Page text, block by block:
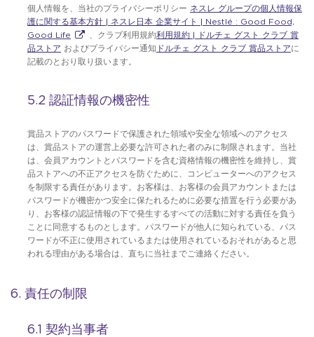
個人情報を、当社のプライバシーポリシー ネスレ グループの個人情報保
護に関する基本方針 | ネスレ日本 企業サイト | Nestlé : Good Food,
Good Life
、クラブ利用規約利用規約 | ドルチェ グスト クラブ 賞
品ストア およびプライバシー通知 ドルチェ グスト クラブ 賞品ストアに
記載のとおり取り扱います。
5.2 認証情報の機密性
賞品ストアのパスワードで保護された領域や安全な領域へのアクセス
は、賞品ストアの運営上必要な許可された者のみに制限されます。当社
は、会員アカウントとパスワードを含む資格情報の機密性を維持し、賞
品ストアへの不正アクセスを防ぐために、コンピューターへのアクセス
を制限する責任があります。お客様は、お客様の会員アカウントまたは
パスワードが機密かつ安全に保たれるために必要な措置を行う必要があ
り、お客様の認証情報の下で発生するすべての活動に対する責任を負う
ことに同意するものとします。パスワードが他人に知られている、パス
ワードが不正に使用されているまたは使用されているおそれがあると思
われる理由がある場合は、直ちに当社までご連絡ください。
6. 責任の制限
6.1 契約当事者